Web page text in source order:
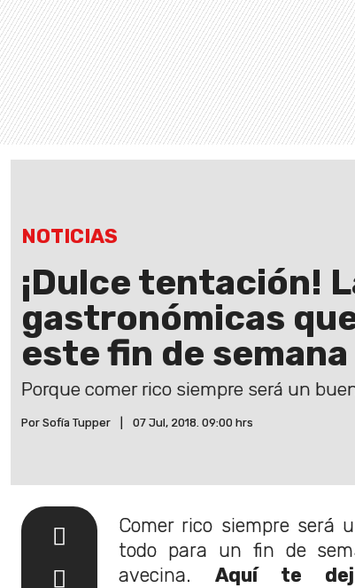
NOTICIAS
¡Dulce tentación!
gastronómicas
este fin de semana
Porque comer rico siempre será un
Por Sofía Tupper 07 Jul, 2018. 09:00 hrs
Comer rico siempre será
todo para un fin de
avecina. Aquí te